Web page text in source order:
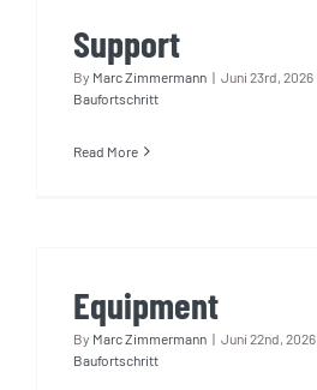
Support
By Marc Zimmermann | Juni 23rd, 2026
Baufortschritt
Read More
Equipment
By Marc Zimmermann | Juni 22nd, 2026
Baufortschritt